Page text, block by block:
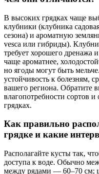
В высоких грядках чаще
клубники (клубника
сезона) и ароматную
vesca или гибриды).
требует хорошего дренажа
чаще ароматнее,
но ягоды могут быть
устойчивость к болезням,
вашего региона. Обратите
влагопотребности сортов
грядках.
Как правильно
грядке и какие
Располагайте кусты так,
доступа к воде. Обычно
между рядами — 60–70 см;